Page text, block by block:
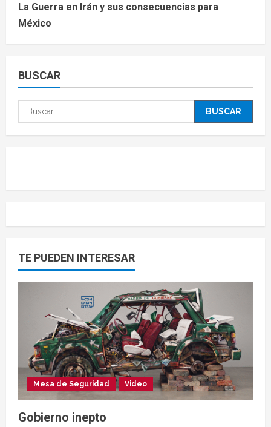
La Guerra en Irán y sus consecuencias para
México
BUSCAR
TE PUEDEN INTERESAR
Mesa de Seguridad Video
Gobierno inepto